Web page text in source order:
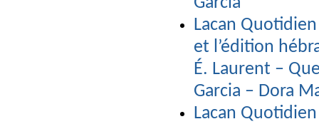
Lacan
et l’édition
É. Laurent –
Garcia – Dora
Lacan